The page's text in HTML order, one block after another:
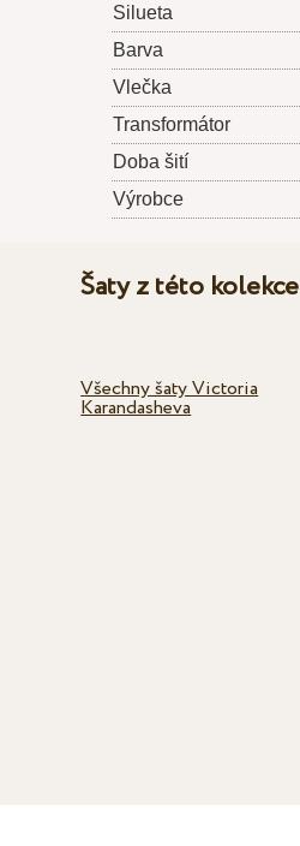
Silueta
Barva
Vlečka
Transformátor
Doba šití
Výrobce
Šaty z této kolekce
Všechny šaty Victoria
Karandasheva